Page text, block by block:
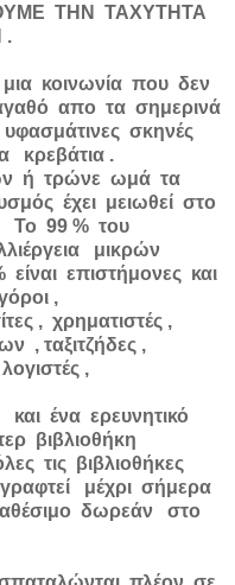
ΤΗΝ ΤΑΧΥΤΗΤΑ
.
κοινωνία που δεν
απο τα σημερινά
σκηνές
κρεβάτια .
ή τρώνε ωμά τα
έχει μειωθεί στο
Το 99 % του
μικρών
επιστήμονες και
,
, χρηματιστές ,
, ταξιτζήδες ,
,
ένα ερευνητικό
βιβλιοθήκη
τις βιβλιοθήκες
μέχρι σήμερα
δωρεάν στο